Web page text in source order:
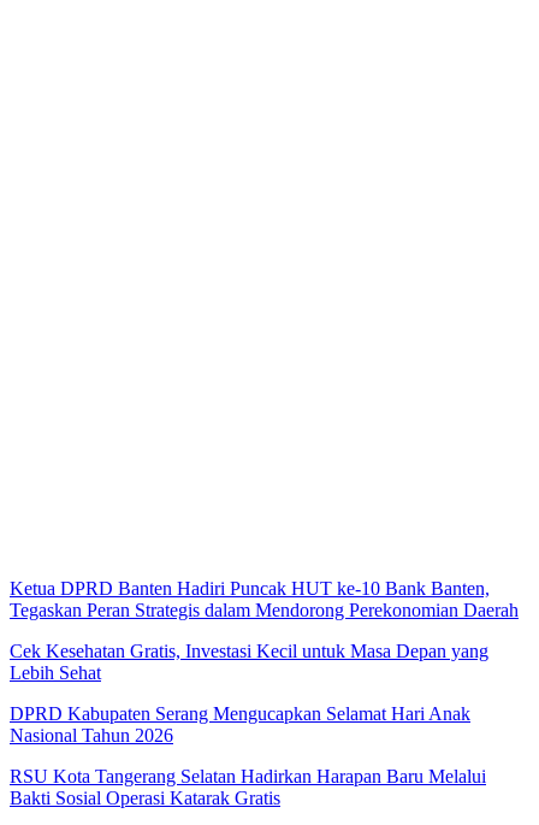
Ketua DPRD Banten Hadiri Puncak HUT ke-10 Bank Banten,
Tegaskan Peran Strategis dalam Mendorong Perekonomian Daerah
Cek Kesehatan Gratis, Investasi Kecil untuk Masa Depan yang
Lebih Sehat
DPRD Kabupaten Serang Mengucapkan Selamat Hari Anak
Nasional Tahun 2026
RSU Kota Tangerang Selatan Hadirkan Harapan Baru Melalui
Bakti Sosial Operasi Katarak Gratis